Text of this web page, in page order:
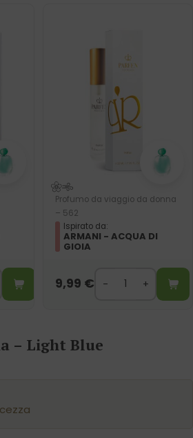
Profumo da viaggio da donna
– 562
Ispirato da:
ARMANI - ACQUA DI
GIOIA
9,99 €
– Light Blue